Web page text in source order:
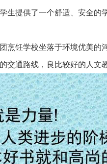
生提供了一个舒适、安全的
饪学校坐落于环境优美的
交通路线，良比较好的人文